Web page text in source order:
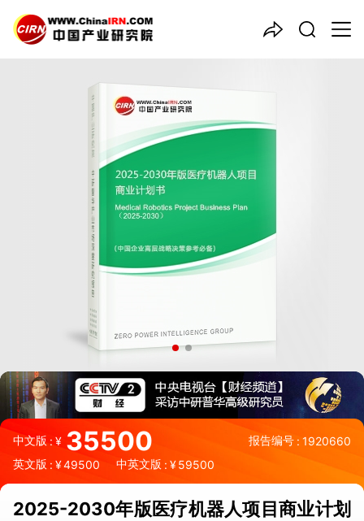
中文版:¥ 35500 报告编号 : 1920660
英文版 : ¥49500 中英文版 : ¥59500
2025-2030年版医疗机器人项目商业计划
中国产业咨询领导者
2025-2030年版
项目商业计划书
品质保障，一年免费更新维护
报告编号：1920660
出版日期：2025年7月
《2025-2030年版医疗机器人项目商业计划书》由中研普华医疗
机器人行业分析专家领衔撰写，主要分析了医疗机器人行业的市场
规模、发展现状与投资前景，同时对医疗机器人行业的未来发展做
出科学的趋势预测和专业的医疗机器人行业数据分析，帮助客户评
估医疗机器人行业投资价值。
27年研究经验，深度洞察行业驱动力
多元化、高学历的实战型精英团队